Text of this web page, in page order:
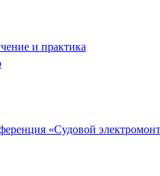
и практика
«Судовой